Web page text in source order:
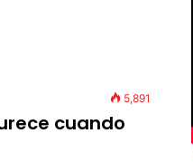
5,891
cuando